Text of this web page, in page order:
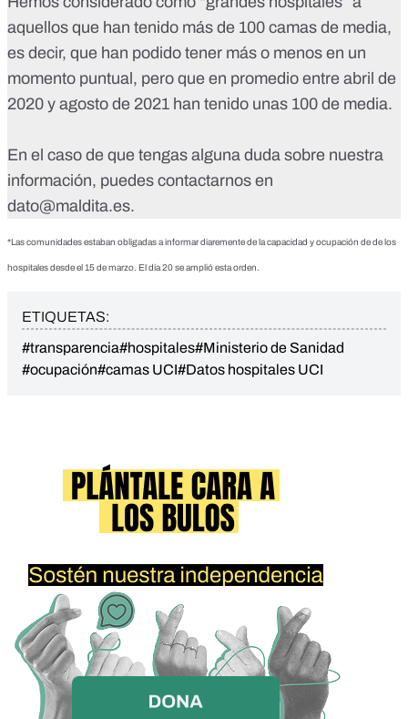
aquellos que han tenido más de 100 camas de media,
es decir, que han podido tener más o menos en un
momento puntual, pero que en promedio entre abril de
2020 y agosto de 2021 han tenido unas 100 de media.
En el caso de que tengas alguna duda sobre nuestra
información, puedes contactarnos en
dato@maldita.es.
*Las comunidades estaban obligadas a informar diaremente de la capacidad y ocupación de de los
hospitales desde el 15 de marzo. El día 20 se amplió esta orden.
ETIQUETAS:
#transparencia#hospitales#Ministerio de Sanidad
#ocupación#camas UCI#Datos hospitales UCI